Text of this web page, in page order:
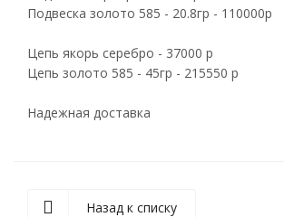
Подвеска золото 585 - 20.8гр - 110000р
Цепь якорь серебро - 37000 р
Цепь золото 585 - 45гр - 215550 р
Надежная доставка
Назад к списку